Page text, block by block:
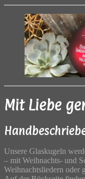
Mit Liebe
Unsere Glaskugeln
– mit Weihnachts- und
Weihnachtsliedern oder